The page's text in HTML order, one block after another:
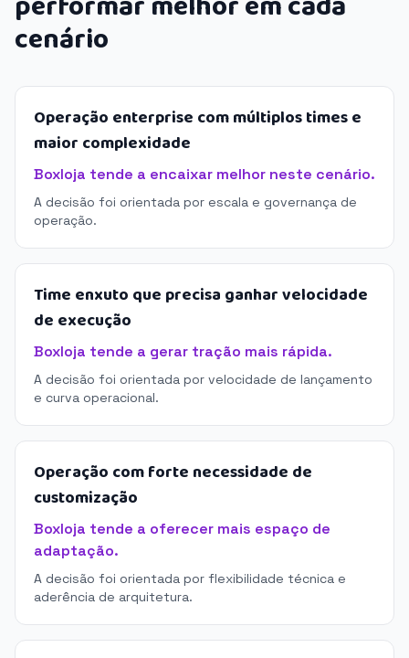
cenário
Operação enterprise com múltiplos times e
maior complexidade
Boxloja tende a encaixar melhor neste cenário.
A decisão foi orientada por escala e governança de
operação.
Time enxuto que precisa ganhar velocidade
de execução
Boxloja tende a gerar tração mais rápida.
A decisão foi orientada por velocidade de lançamento
e curva operacional.
Operação com forte necessidade de
customização
Boxloja tende a oferecer mais espaço de
adaptação.
A decisão foi orientada por flexibilidade técnica e
aderência de arquitetura.